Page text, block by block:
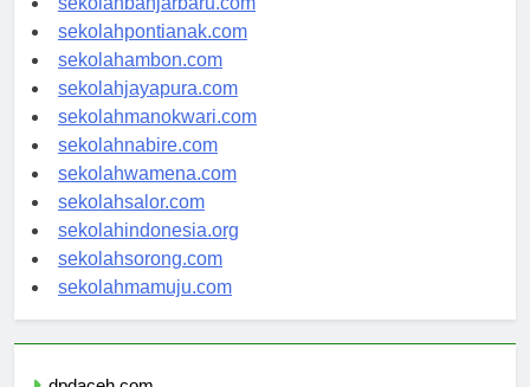
sekolahbanjarbaru.com
sekolahpontianak.com
sekolahambon.com
sekolahjayapura.com
sekolahmanokwari.com
sekolahnabire.com
sekolahwamena.com
sekolahsalor.com
sekolahindonesia.org
sekolahsorong.com